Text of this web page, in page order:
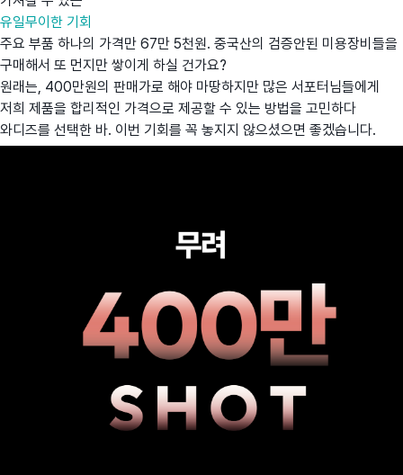
유일무이한 기회
주요 부품 하나의 가격만 67만 5천원. 중국산의 검증안된 미용장비들을
구매해서 또 먼지만 쌓이게 하실 건가요?
원래는, 400만원의 판매가로 해야 마땅하지만 많은 서포터님들에게
저희 제품을 합리적인 가격으로 제공할 수 있는 방법을 고민하다
와디즈를 선택한 바. 이번 기회를 꼭 놓지지 않으셨으면 좋겠습니다.